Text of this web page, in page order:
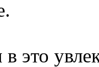
это